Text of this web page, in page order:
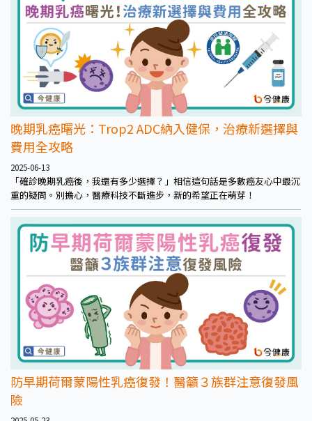
晚期乳癌曙光：Trop2 ADC納入健保，治療新選擇與
費用全攻略
2025-06-13
「確診晚期乳癌後，我還有多少選擇？」相信這句話是多數癌友心中最沉
重的疑問。別擔心，醫療科技不斷進步，新的希望正在萌芽！
防早期荷爾蒙陽性乳癌復發！醫籲３族群注意復發風
險